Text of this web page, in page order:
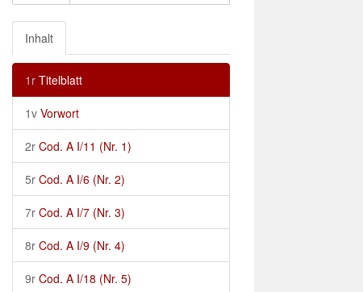
Inhalt
1r Titelblatt
1v Vorwort
2r Cod. A I/11 (Nr. 1)
5r Cod. A I/6 (Nr. 2)
7r Cod. A I/7 (Nr. 3)
8r Cod. A I/9 (Nr. 4)
9r Cod. A I/18 (Nr. 5)